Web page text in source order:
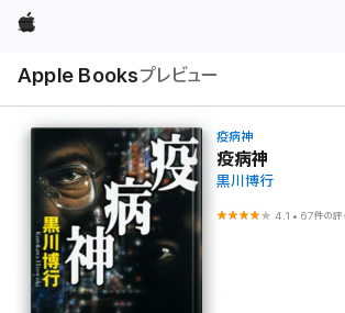
Apple
Apple Booksプレビュー
ル
疫病神
疫病神
黒川博行
4.1 • 67件の評